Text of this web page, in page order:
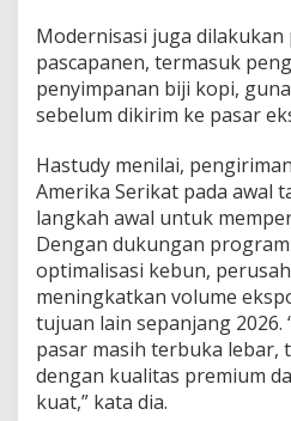
Modernisasi juga dilakukan
pascapanen, termasuk
penyimpanan biji kopi,
sebelum dikirim ke pasar
Hastudy menilai,
Amerika Serikat pada awal
langkah awal untuk
Dengan dukungan
optimalisasi kebun,
meningkatkan volume
tujuan lain sepanjang 2026.
pasar masih terbuka lebar,
dengan kualitas premium
kuat,” kata dia.